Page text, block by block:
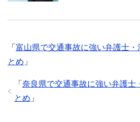
「 富山県で交通事故に強い弁護士・
とめ 」
「 奈良県で交通事故に強い弁護士
とめ 」